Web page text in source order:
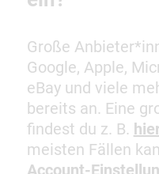
Große
Google, Apple,
eBay und viele
bereits an. Eine
findest du z. B.
meisten Fällen